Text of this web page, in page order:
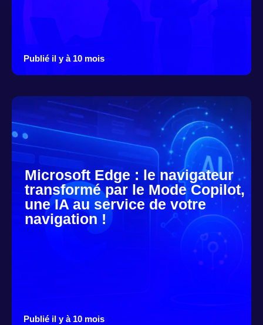
Publié il y à 10 mois
Microsoft Edge : le navigateur
transformé par le Mode Copilot,
une IA au service de votre
navigation !
Publié il y à 10 mois